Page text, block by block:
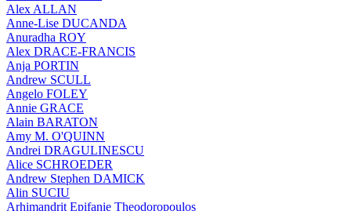
Alex ALLAN
Anne-Lise DUCANDA
Anuradha ROY
Alex DRACE-FRANCIS
Anja PORTIN
Andrew SCULL
Angelo FOLEY
Annie GRACE
Alain BARATON
Amy M. O'QUINN
Andrei DRAGULINESCU
Alice SCHROEDER
Andrew Stephen DAMICK
Alin SUCIU
Arhimandrit Epifanie Theodoropoulos